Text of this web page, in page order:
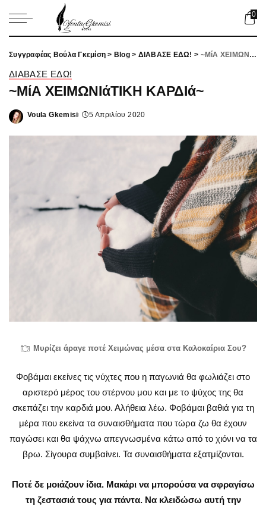
0
Συγγραφέας Βούλα Γκεμίση > Blog> ΔΙΑΒΑΣΕ ΕΔΩ! > ~ΜίΑ ΧΕΙΜΩΝΙάΤΙΚΗ ΚΑΡΔΙά~
ΔΙΑΒΑΣΕ ΕΔΩ!
~ΜίΑ ΧΕΙΜΩΝΙάΤΙΚΗ ΚΑΡΔΙά~
Posted
Voula Gkemisi 5 Απριλίου 2020
Μυρίζει άραγε ποτέ Χειμώνας μέσα στα Καλοκαίρια Σου?
Φοβάμαι εκείνες τις νύχτες που η παγωνιά θα φωλιάζει στο
αριστερό μέρος του στέρνου μου και με το ψύχος της θα
σκεπάζει την καρδιά μου. Αλήθεια λέω. Φοβάμαι βαθιά για τη
μέρα που εκείνα τα συναισθήματα που τώρα ζω θα έχουν
παγώσει και θα ψάχνω απεγνωσμένα κάτω από το χιόνι να τα
βρω. Σίγουρα συμβαίνει. Τα συναισθήματα εξατμίζονται.
Ποτέ δε μοιάζουν ίδια. Μακάρι να μπορούσα να σφραγίσω
τη ζεστασιά τους για πάντα. Να κλειδώσω αυτή την